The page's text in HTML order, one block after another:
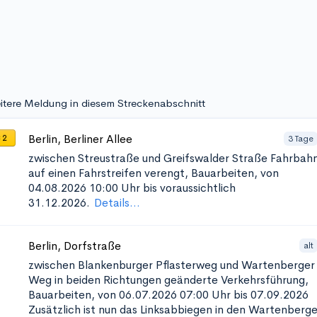
Meldung in diesem Streckenabschnitt
2 Berlin, Berliner Allee 3 Tage
zwischen Streustraße und Greifswalder Straße
auf einen Fahrstreifen verengt, Bauarbeiten, von
04.08.2026 10:00 Uhr bis voraussichtlich
31.12.2026. Details...
Berlin, Dorfstraße alt
zwischen Blankenburger Pflasterweg und Wartenberger
Weg in beiden Richtungen geänderte Verkehrsführung,
Bauarbeiten, von 06.07.2026 07:00 Uhr bis 07.09.2026
Zusätzlich ist nun das Linksabbiegen in den